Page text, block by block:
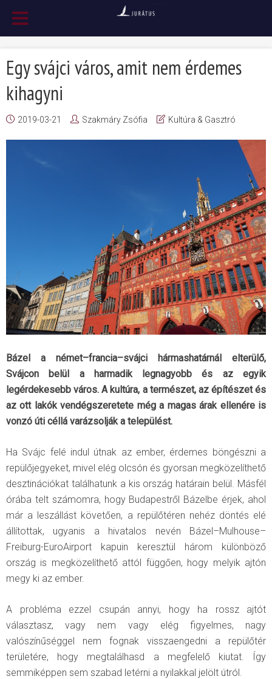
Egy svájci város, amit nem érdemes
kihagyni
2019-03-21 Szakmáry Zsófia Kultúra & Gasztró
Bázel a német–francia–svájci hármashatárnál elterülő,
Svájcon belül a harmadik legnagyobb és az egyik
legérdekesebb város. A kultúra, a természet, az építészet és
az ott lakók vendégszeretete még a magas árak ellenére is
vonzó úti céllá varázsolják a települést.
Ha Svájc felé indul útnak az ember, érdemes böngészni a
repülőjegyeket, mivel elég olcsón és gyorsan megközelíthető
desztinációkat találhatunk a kis ország határain belül. Másfél
órába telt számomra, hogy Budapestről Bázelbe érjek, ahol
már a leszállást követően, a repülőtéren nehéz döntés elé
állítottak, ugyanis a hivatalos nevén Bázel–Mulhouse–
Freiburg-EuroAirport kapuin keresztül három különböző
ország is megközelíthető attól függően, hogy melyik ajtón
megy ki az ember.
A probléma ezzel csupán annyi, hogy ha rossz ajtót
választasz, vagy nem vagy elég figyelmes, nagy
valószínűséggel nem fognak visszaengedni a repülőtér
területére, hogy megtalálhasd a megfelelő kiutat. Így
semmiképpen sem szabad letérni a nyilakkal jelölt útról.